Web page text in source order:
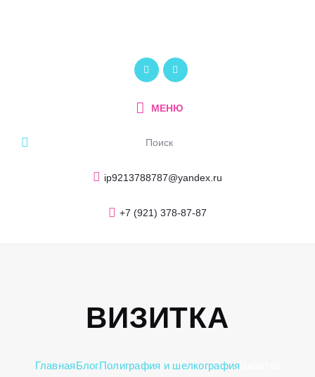
МЕНЮ
ip9213788787@yandex.ru
+7 (921) 378-87-87
ВИЗИТКА
ГлавнаяБлогПолиграфия и шелкография
ПОЛИКОМ
Рекламно-производственный центр
Услуги и продукция